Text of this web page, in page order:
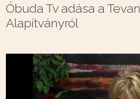
Óbuda Tv adása a Tevan
Alapítványról